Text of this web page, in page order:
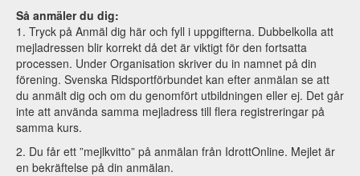
Så anmäler du dig:
1. Tryck på Anmäl dig här och fyll i uppgifterna. Dubbelkolla att
mejladressen blir korrekt då det är viktigt för den fortsatta
processen. Under Organisation skriver du in namnet på din
förening. Svenska Ridsportförbundet kan efter anmälan se att
du anmält dig och om du genomfört utbildningen eller ej. Det går
inte att använda samma mejladress till flera registreringar på
samma kurs.
2. Du får ett ”mejlkvitto” på anmälan från IdrottOnline. Mejlet är
en bekräftelse på din anmälan.